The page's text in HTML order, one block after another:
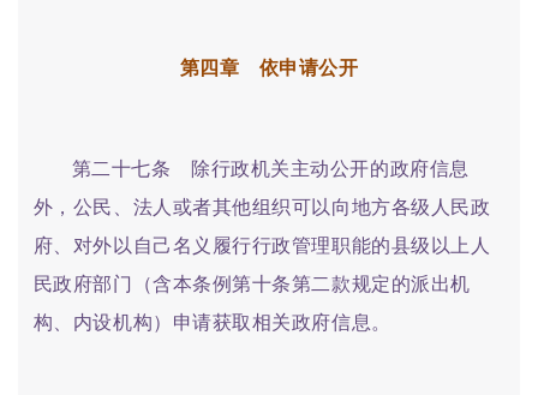
第四章 依申请公开
第二十七条 除行政机关主动公开的政府信息
外，公民、法人或者其他组织可以向地方各级人民政
府、对外以自己名义履行行政管理职能的县级以上人
民政府部门（含本条例第十条第二款规定的派出机
构、内设机构）申请获取相关政府信息。